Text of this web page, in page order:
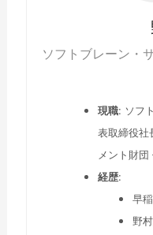
ソフトブレーン・
現職: ソフ
表取締役社
メント財
経歴:
早
野